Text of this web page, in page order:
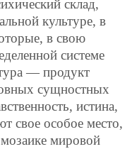
склад,
культуре, в
в свою
системе
— продукт
сущностных
истина,
свое особое место,
мировой